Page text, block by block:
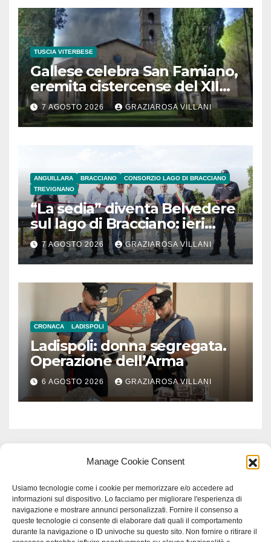
Manage Cookie Consent
Usiamo tecnologie come i cookie per memorizzare e/o accedere ad
informazioni sul dispositivo. Lo facciamo per migliorare l'esperienza di
navigazione e mostrare annunci personalizzati. Fornire il consenso a
queste tecnologie ci consente di elaborare dati quali il comportamento
durante la navigazione o ID univoche su questo sito. Non fornire o ritirare il
TUSCIA VITERBESE
Gallese celebra San Famiano,
eremita cistercense del XII
secolo
7 AGOSTO 2026 GRAZIAROSA VILLANI
ANGUILLARA BRACCIANO
CONSORZIO LAGO DI BRACCIANO
TREVIGNANO
“La sedia” diventa Belvedere
sul lago di Bracciano: ieri
l’inaugurazione
7 AGOSTO 2026 GRAZIAROSA VILLANI
CRONACA LADISPOLI
Ladispoli: donna segregata.
Operazione dell’Arma
6 AGOSTO 2026 GRAZIAROSA VILLANI